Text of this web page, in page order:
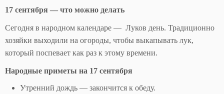
17 сентября — что можно делать
Сегодня в народном календаре — Луков день. Традиционно
хозяйки выходили на огороды, чтобы выкапывать лук,
который поспевает как раз к этому времени.
Народные приметы на 17 сентября
Утренний дождь — закончится к обеду.